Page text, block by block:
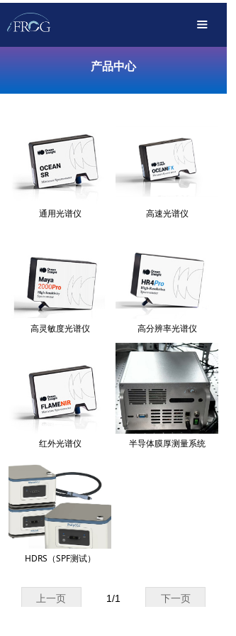
끀
首页
产品中心
传播服务
支持下载
关于我们
产品中心
通用光谱仪 高速光谱仪
高灵敏度光谱仪 高分辨率光谱仪
红外光谱仪 半导体膜厚测量系统
HDRS（SPF测试）
上一页 下一页
1/1